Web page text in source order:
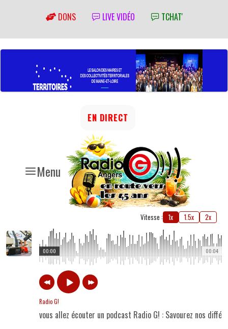
DONS LIVE VIDÉO TCHAT'
Menu
EN DIRECT
Vitesse : 1x 1.5x 2x
00:04
00:00
Radio G!
vous allez écouter un podcast Radio G! : Savourez nos